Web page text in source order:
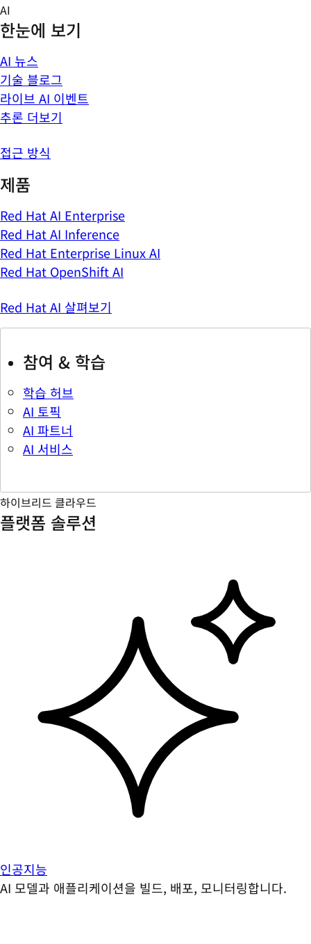
Skip
to
content
AI
한눈에 보기
AI 뉴스
기술 블로그
라이브 AI 이벤트
추론 더보기
접근 방식
제품
Red Hat AI Enterprise
Red Hat AI Inference
Red Hat Enterprise Linux AI
Red Hat OpenShift AI
Red Hat AI 살펴보기
참여 & 학습
학습 허브
AI 토픽
AI 파트너
AI 서비스
하이브리드 클라우드
플랫폼 솔루션
인공지능
AI 모델과 애플리케이션을 빌드, 배포, 모니터링합니다.